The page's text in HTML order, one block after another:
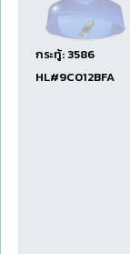
กระทู้: 3586
HL#9C012BFA